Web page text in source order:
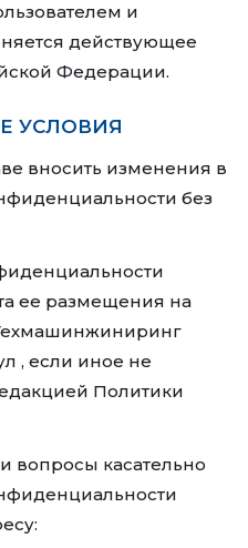
и
действующее
Федерации.
УСЛОВИЯ
вносить изменения в
без
ее размещения на
, если иное не
Политики
вопросы касательно